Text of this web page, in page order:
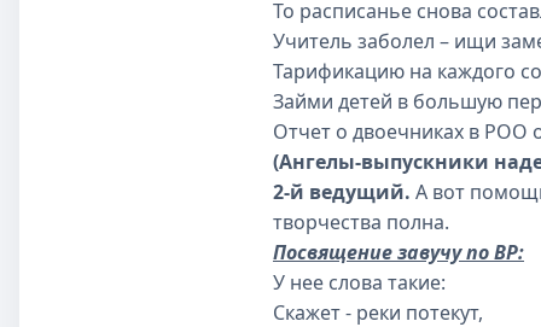
То расписанье снова
Учитель заболел – ищи
Тарификацию на каждого
Займи детей в большую
Отчет о двоечниках в РОО
(Ангелы-выпускники
2-й ведущий. А вот
творчества полна.
Посвящение завучу по ВР:
У нее слова такие:
Скажет - реки потекут,